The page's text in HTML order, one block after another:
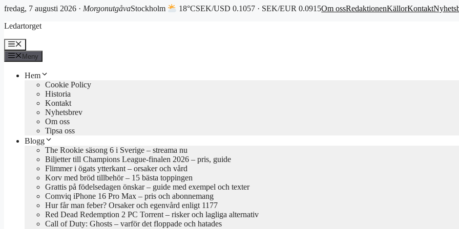
fredag, 7 augusti 2026 · MorgonutgåvaStockholm 18°CSEK/USD 0.1057 · SEK/EUR 0.0915Om ossRedaktionenKällorKontakt
till
Ledartorget
Meny
Meny
Hem
Cookie Policy
Historia
Kontakt
Nyhetsbrev
Om oss
Tipsa oss
Blogg
The Rookie säsong 6 i Sverige – streama nu
Biljetter till Champions League-finalen 2026 – pris, guide
Flimmer i ögats ytterkant – orsaker och vård
Korv med bröd tillbehör – 15 bästa toppingen
Grattis på födelsedagen önskar – guide med exempel och texter
Comviq iPhone 16 Pro Max – pris och abonnemang
Hur får man feber? Orsaker och egenvård enligt 1177
Red Dead Redemption 2 PC Torrent – risker och lagliga alternativ
Call of Duty: Ghosts – varför det floppade och hatades